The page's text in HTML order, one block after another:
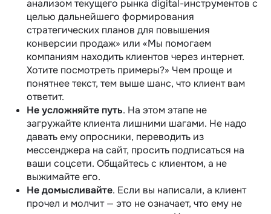
анализом текущего рынка digital-инструментов с
целью дальнейшего формирования
стратегических планов для повышения
конверсии продаж» или «Мы помогаем
компаниям находить клиентов через интернет.
Хотите посмотреть примеры?» Чем проще и
понятнее текст, тем выше шанс, что клиент вам
ответит.
Не усложняйте путь. На этом этапе не
загружайте клиента лишними шагами. Не надо
давать ему опросники, переводить из
мессенджера на сайт, просить подписаться на
ваши соцсети. Общайтесь с клиентом, а не
выжимайте его.
Не домысливайте. Если вы написали, а клиент
прочел и молчит — это не означает, что ему не